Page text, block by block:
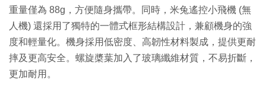
重量僅為 88g，方便隨身攜帶。同時，米兔遙控小飛機 (無
人機) 還採用了獨特的一體式框形結構設計，兼顧機身的強
度和輕量化。機身採用低密度、高韌性材料製成，提供更耐
摔及更高安全。螺旋槳葉加入了玻璃纖維材質，不易折斷，
更加耐用。